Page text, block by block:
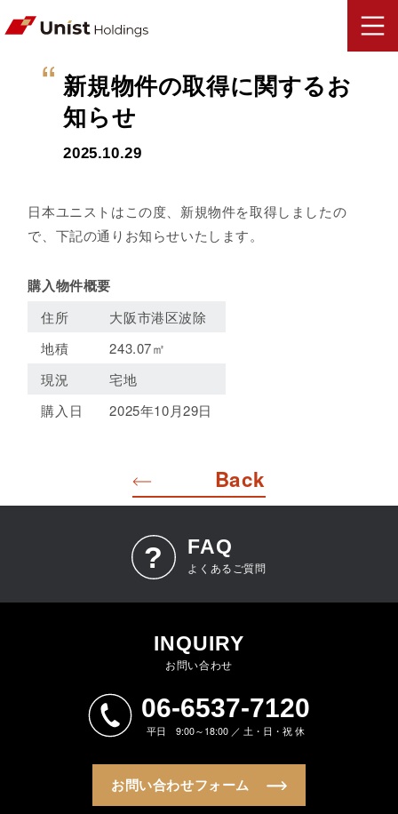
新規物件の取得に関するお
知らせ
2025.10.29
日本ユニストはこの度、新規物件を取得しましたの
で、下記の通りお知らせいたします。
購入物件概要
住所
大阪市港区波除
地積
243.07㎡
現況
宅地
購入日
2025年10月29日
Back
FAQ
よくあるご質問
INQUIRY
お問い合わせ
06-6537-7120
平日 9:00～18:00 ／ 土・日・祝 休
お問い合わせフォーム